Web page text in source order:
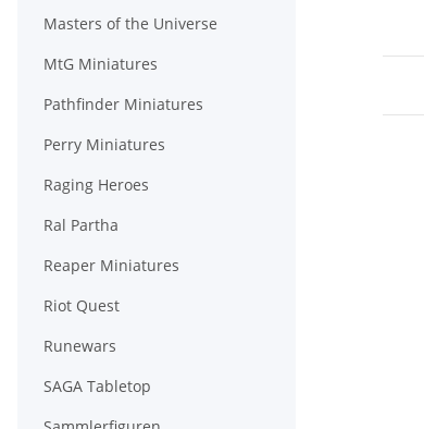
Masters of the Universe
MtG Miniatures
Pathfinder Miniatures
Perry Miniatures
Raging Heroes
Ral Partha
Reaper Miniatures
Riot Quest
Runewars
SAGA Tabletop